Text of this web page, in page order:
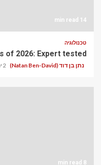
14 min read
טכנולוגיה
of 2026: Expert tested
נתן בן דוד (Natan Ben-David) 2 ימים ago
8 min read